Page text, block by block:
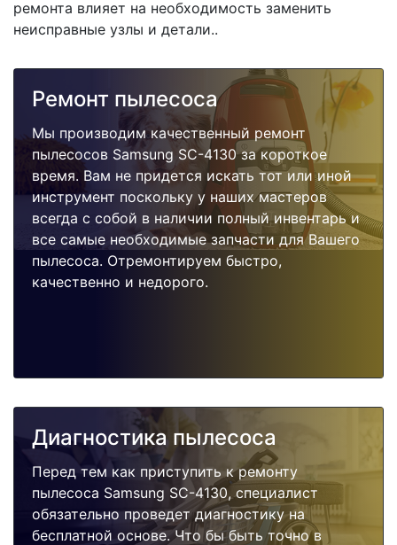
ремонта влияет на необходимость заменить
неисправные узлы и детали..
Ремонт пылесоса
Мы производим качественный ремонт
пылесосов Samsung SC-4130 за короткое
время. Вам не придется искать тот или иной
инструмент поскольку у наших мастеров
всегда с собой в наличии полный инвентарь и
все самые необходимые запчасти для Вашего
пылесоса. Отремонтируем быстро,
качественно и недорого.
Диагностика пылесоса
Перед тем как приступить к ремонту
пылесоса Samsung SC-4130, специалист
обязательно проведет диагностику на
бесплатной основе. Что бы быть точно в